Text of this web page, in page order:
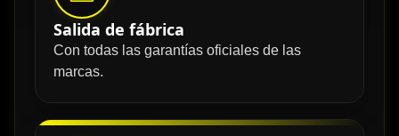
Salida de fábrica
Con todas las garantías oficiales de las
marcas.